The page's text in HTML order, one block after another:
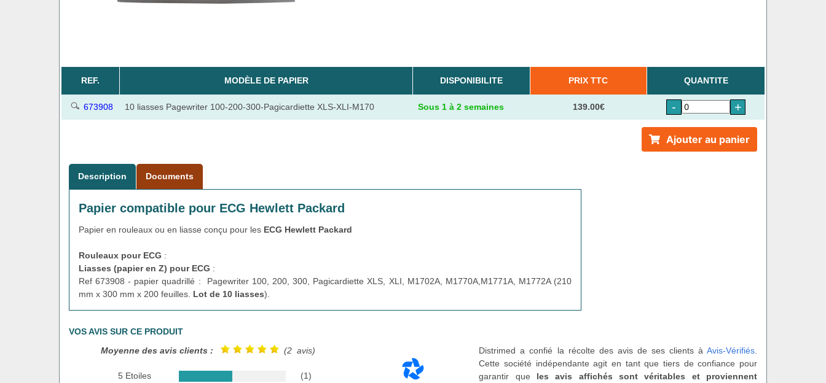
REF. MODÈLE DE PAPIER DISPONIBILITE PRIX TTC QUANTITE
673908 10 liasses Pagewriter 100-200-300-Pagicardiette XLS-XLI-M170 Sous 1 à 2 semaines 139.00€ - +
Ajouter au panier
Description Documents
Papier compatible pour ECG Hewlett Packard
Papier en rouleaux ou en liasse conçu pour les ECG Hewlett Packard
Rouleaux pour ECG :
Liasses (papier en Z) pour ECG :
Ref 673908 - papier quadrillé : Pagewriter 100, 200, 300, Pagicardiette XLS, XLI, M1702A, M1770A,M1771A, M1772A (210
mm x 300 mm x 200 feuilles. Lot de 10 liasses).
VOS AVIS SUR CE PRODUIT
Moyenne des avis clients :
(2 avis)
5 Etoiles
(1)
Distrimed a confié la récolte des avis de ses clients à Avis-Vérifiés.
Cette société indépendante agit en tant que tiers de confiance pour
garantir que les avis affichés sont véritables et proviennent